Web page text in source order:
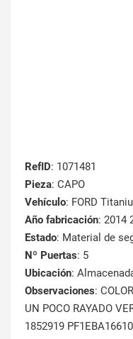
RefID: 1071481
Pieza: CAPO
Vehículo: FORD
Año fabricación: 2014
Estado: Material de
Nº Puertas: 5
Ubicación:
Observaciones:
UN POCO RAYADO
1852919